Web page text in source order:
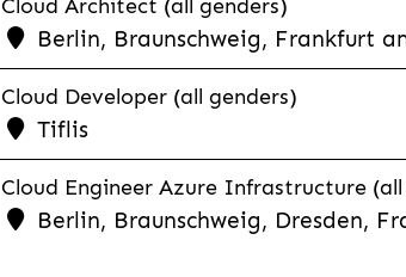
Cloud Architect (all genders)
Berlin, Braunschweig, Frankfurt
Cloud Developer (all genders)
Tiflis
Cloud Engineer Azure Infrastructure
Berlin, Braunschweig, Dresden,